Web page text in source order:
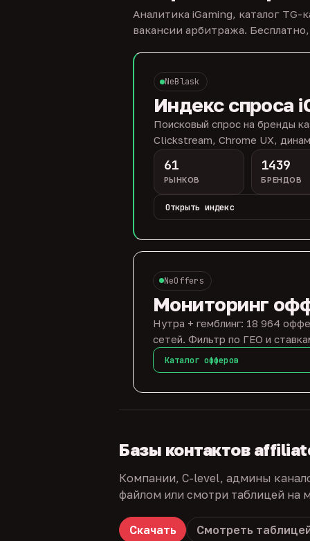
Аналитика iGaming, каталог
вакансии арбитража.
NeBlask
Индекс спроса
Поисковый спрос на бренды
Clickstream, Chrome UX,
61
РЫНКОВ
1439
БРЕНДОВ
Открыть индекс
NeOffers
Мониторинг
Нутра + гемблинг: 18 964
сетей. Фильтр по ГЕО и
Каталог офферов
Базы контактов
Компании, C-level, админы
файлом или смотри таблицей на
Скачать Смотреть